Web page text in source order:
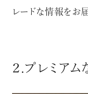
レードな情報をお届
２.プレミア